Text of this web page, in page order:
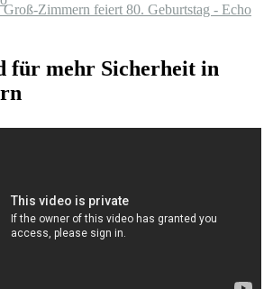
Zimmern feiert 80. Geburtstag - Echo
für mehr Sicherheit in